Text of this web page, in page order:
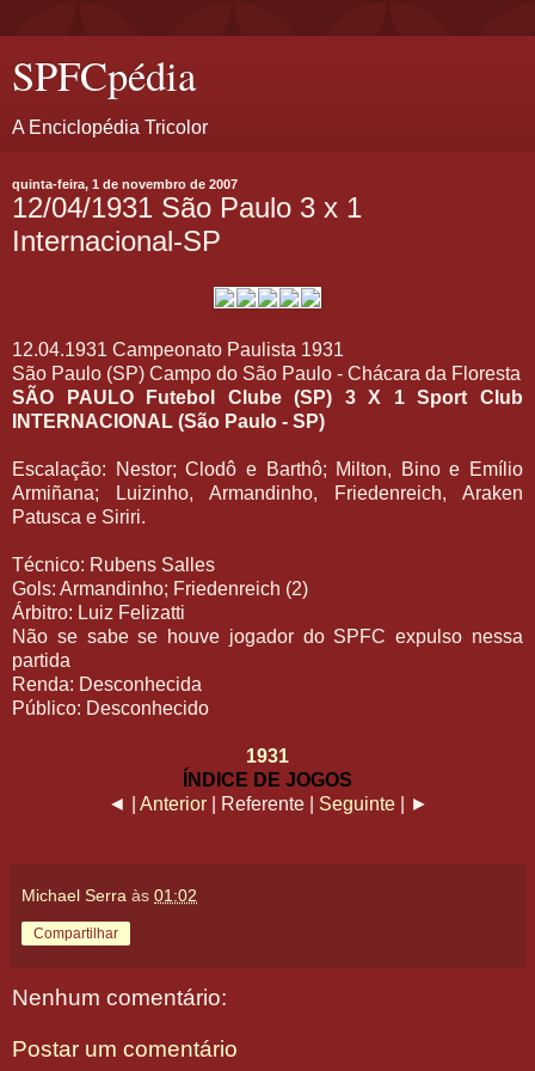
SPFCpédia
A Enciclopédia Tricolor
quinta-feira, 1 de novembro de 2007
12/04/1931 São Paulo 3 x 1
Internacional-SP
12.04.1931 Campeonato Paulista 1931
São Paulo (SP) Campo do São Paulo - Chácara da Floresta
SÃO PAULO Futebol Clube (SP) 3 X 1 Sport Club
INTERNACIONAL (São Paulo - SP)
Escalação: Nestor; Clodô e Barthô; Milton, Bino e Emílio
Armiñana; Luizinho, Armandinho, Friedenreich, Araken
Patusca e Siriri.
Técnico: Rubens Salles
Gols: Armandinho; Friedenreich (2)
Árbitro: Luiz Felizatti
Não se sabe se houve jogador do SPFC expulso nessa
partida
Renda: Desconhecida
Público: Desconhecido
1931
ÍNDICE DE JOGOS
◄ | Anterior| Referente | Seguinte| ►
Michael Serra às 01:02
Compartilhar
Nenhum comentário:
Postar um comentário